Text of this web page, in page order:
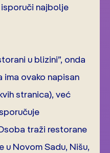
isporuči najbolje
u blizini”, onda
ima ovako napisan
stranica), već
traži restorane
u Novom Sadu, Nišu,